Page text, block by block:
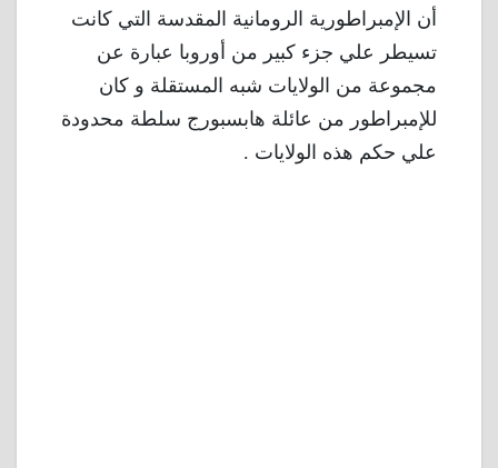
أن الإمبراطورية الرومانية المقدسة التي كانت
تسيطر علي جزء كبير من أوروبا عبارة عن
مجموعة من الولايات شبه المستقلة و كان
للإمبراطور من عائلة هابسبورج سلطة محدودة
علي حكم هذه الولايات .